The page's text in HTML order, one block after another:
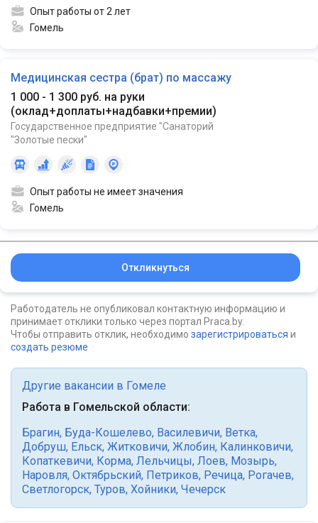
Опыт работы от 2 лет
Гомель
Медицинская сестра (брат) по массажу
1 000 - 1 300 руб. на руки
(оклад+доплаты+надбавки+премии)
Государственное предприятие "Санаторий
"Золотые пески"
Опыт работы не имеет значения
Гомель
Откликнуться
Работодатель не опубликовал контактную информацию и
принимает отклики только через портал Praca.by.
Чтобы отправить отклик, необходимо зарегистрироваться и
создать резюме
Другие вакансии в Гомеле
Работа в Гомельской области:
Брагин, Буда-Кошелево, Василевичи, Ветка,
Добруш, Ельск, Житковичи, Жлобин, Калинковичи,
Копаткевичи, Корма, Лельчицы, Лоев, Мозырь,
Наровля, Октябрьский, Петриков, Речица, Рогачев,
Светлогорск, Туров, Хойники, Чечерск